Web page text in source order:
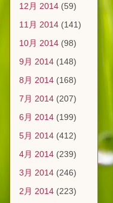
12月 2014 (59)
11月 2014 (141)
10月 2014 (98)
9月 2014 (148)
8月 2014 (168)
7月 2014 (207)
6月 2014 (199)
5月 2014 (412)
4月 2014 (239)
3月 2014 (246)
2月 2014 (223)